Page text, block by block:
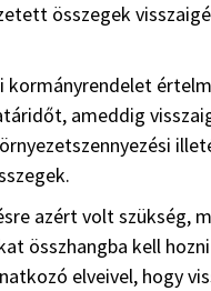
összegek
kormányrendelet
ameddig
azért volt szükség,
összhangba kell
elveivel, hogy